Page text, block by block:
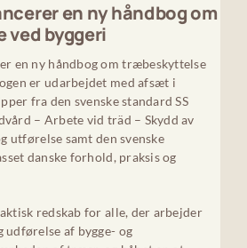
en ny håndbog om
byggeri
en ny håndbog om træbeskyttelse
er udarbejdet med afsæt i
fra den svenske standard SS
– Arbete vid träd – Skydd av
utførelse samt den svenske
danske forhold, praksis og
redskab for alle, der arbejder
udførelse af bygge- og